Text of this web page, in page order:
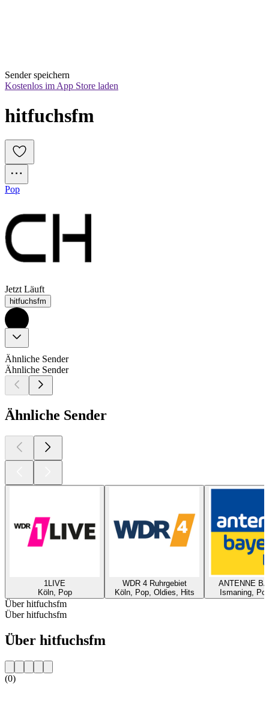
Sender speichern
Kostenlos im App Store laden
hitfuchsfm
Pop
Jetzt Läuft
hitfuchsfm
Ähnliche Sender
Ähnliche Sender
Ähnliche Sender
1LIVE
Köln, Pop
WDR 4 Ruhrgebiet
Köln, Pop, Oldies, Hits
ANTENNE
Ismaning,
Über hitfuchsfm
Über hitfuchsfm
Über hitfuchsfm
(0)